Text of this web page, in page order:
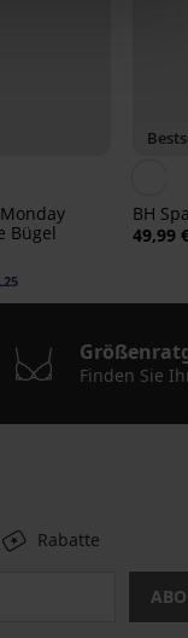
Bügel
BH
49,99
Finden Sie
Rabatte